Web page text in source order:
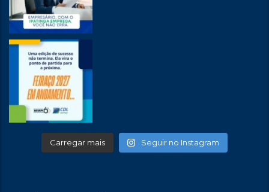
Carregar mais Seguir no Instagram